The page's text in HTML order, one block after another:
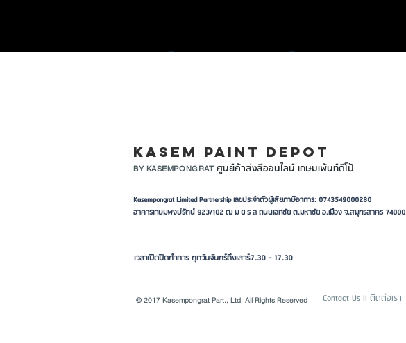
KASEM PAINT DEPOT
BY KASEMPONGRAT ศูนย์ค้าส่งสีออนไลน์ เกษมเพ้นท์ดีโป้
Kasempongrat Limited Partnership เลขประจำตัวผู้เสียภาษีอาการ: 0743549000280
อาคารเกษมพงษ์รัตน์ 923/102 ฒ ม ย ร ล ถนนเอกชัย ต.มหาชัย อ.เมือง จ.สมุทรสาคร 74000
เวลาเปิดปิดทำการ ทุกวันจันทร์ถึงเสาร์7.30 - 17.30
Contact Us II ติดต่อเรา
© 2017 Kasempongrat Part., Ltd. All Rights Reserved